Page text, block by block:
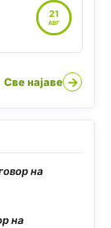
21
АВГ
Све најаве →
на
на